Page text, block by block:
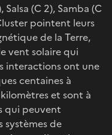
(C 2), Samba (C
pointent leurs
de la Terre,
vent solaire qui
interactions ont une
centaines à
et sont à
qui peuvent
systèmes de